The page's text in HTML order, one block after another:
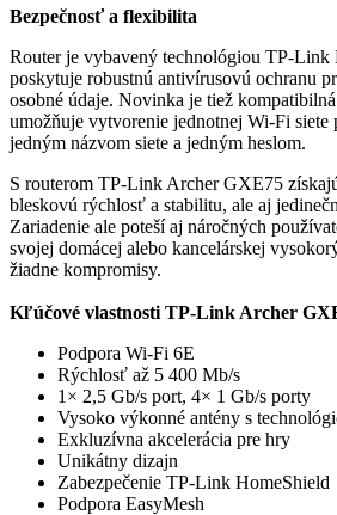
Bezpečnosť a flexibilita
Router je vybavený technológiou TP-Link
poskytuje robustnú antivírusovú ochranu
osobné údaje. Novinka je tiež
umožňuje vytvorenie jednotnej Wi-Fi siete
jedným názvom siete a jedným heslom.
S routerom TP-Link Archer GXE75
bleskovú rýchlosť a stabilitu, ale aj
Zariadenie ale poteší aj náročných
svojej domácej alebo kancelárskej
žiadne kompromisy.
Kľúčové vlastnosti TP-Link Archer
Podpora Wi-Fi 6E
Rýchlosť až 5 400 Mb/s
1× 2,5 Gb/s port, 4× 1 Gb/s porty
Vysoko výkonné antény s
Exkluzívna akcelerácia pre hry
Unikátny dizajn
Zabezpečenie TP-Link HomeShield
Podpora EasyMesh